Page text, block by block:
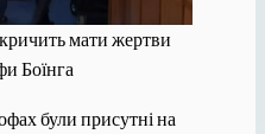
мати жертви
Боїнга
були присутні на